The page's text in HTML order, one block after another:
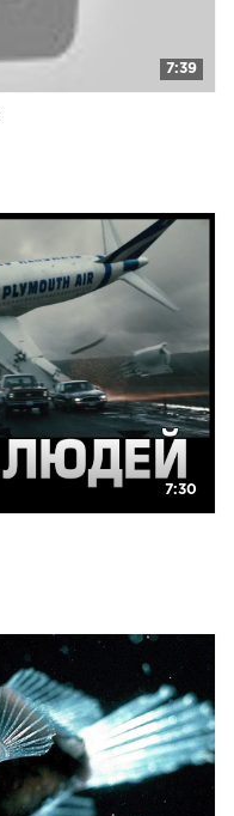
7:39
7:30